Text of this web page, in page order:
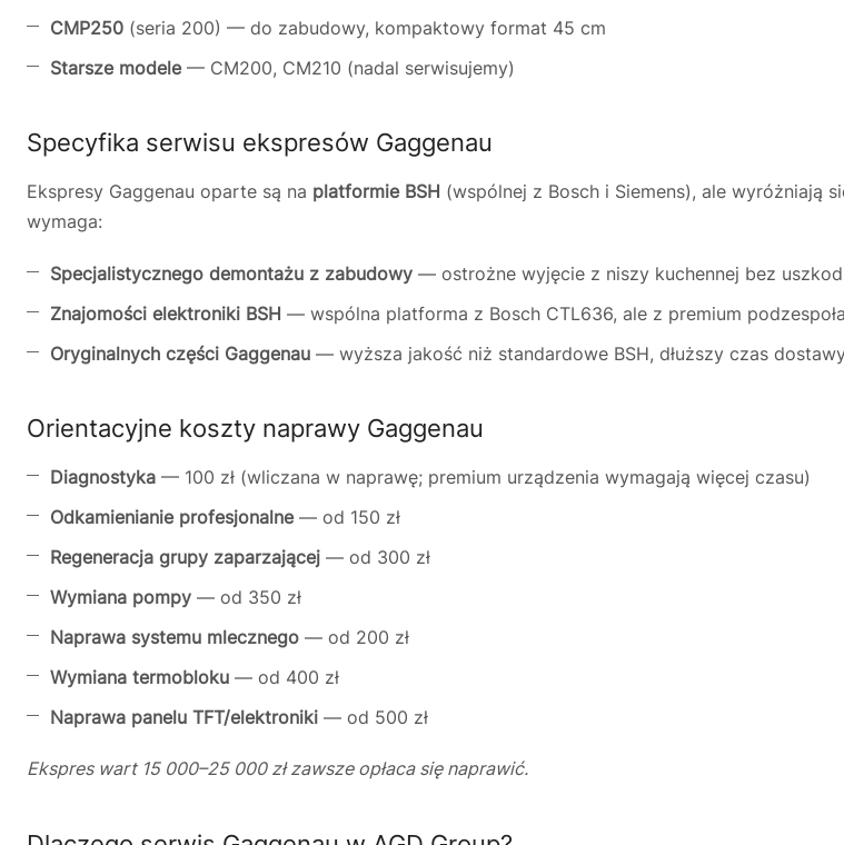
CMP250 (seria 200) — do zabudowy, kompaktowy format 45 cm
Starsze modele— CM200, CM210 (nadal serwisujemy)
Specyfika serwisu ekspresów Gaggenau
Ekspresy Gaggenau oparte są na platformie BSH (wspólnej z Bosch i Siemens), ale wyróżniają
wymaga:
Specjalistycznego demontażu z zabudowy — ostrożne wyjęcie z niszy kuchennej bez
Znajomości elektroniki BSH — wspólna platforma z Bosch CTL636, ale z premium
Oryginalnych części Gaggenau — wyższa jakość niż standardowe BSH, dłuższy czas
Orientacyjne koszty naprawy Gaggenau
Diagnostyka — 100 zł (wliczana w naprawę; premium urządzenia wymagają więcej czasu)
Odkamienianie profesjonalne— od 150 zł
Regeneracja grupy zaparzającej — od 300 zł
Wymiana pompy — od 350 zł
Naprawa systemu mlecznego — od 200 zł
Wymiana termobloku — od 400 zł
Naprawa panelu TFT/elektroniki — od 500 zł
Ekspres wart 15 000–25 000 zł zawsze opłaca się naprawić.